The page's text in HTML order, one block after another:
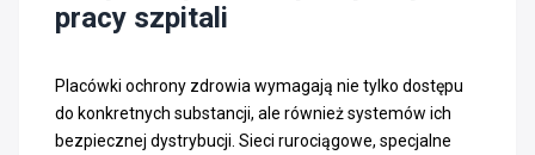
pracy szpitali
Placówki ochrony zdrowia wymagają nie tylko dostępu
do konkretnych substancji, ale również systemów ich
bezpiecznej dystrybucji. Sieci rurociągowe, specjalne